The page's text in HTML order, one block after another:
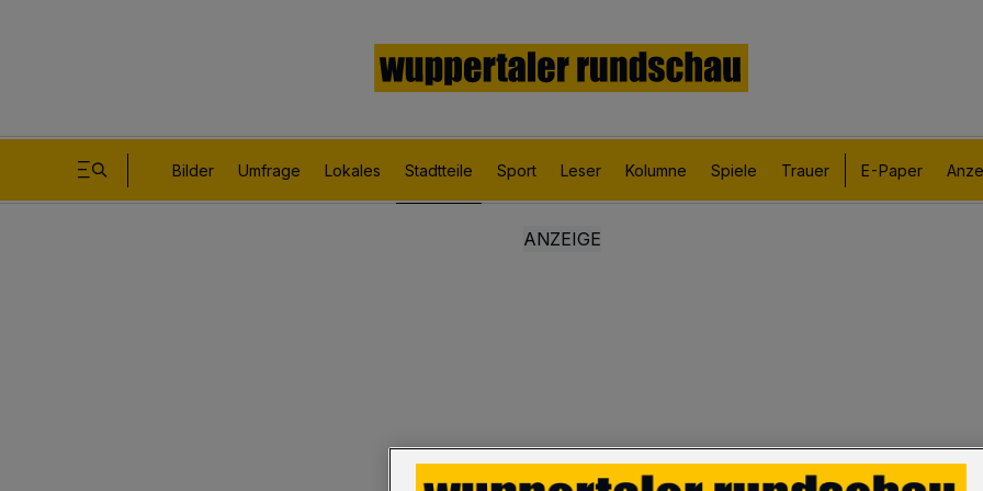
Bilder Umfrage Lokales Stadtteile Sport Leser Kolumne Spiele Trauer E-Paper